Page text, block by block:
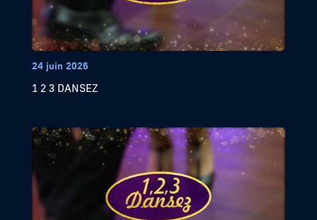
24 juin 2026
1 2 3 DANSEZ